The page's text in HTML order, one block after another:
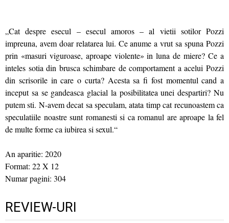
„Cat despre esecul – esecul amoros – al vietii sotilor Pozzi
impreuna, avem doar relatarea lui. Ce anume a vrut sa spuna Pozzi
prin «masuri viguroase, aproape violente» in luna de miere? Ce a
inteles sotia din brusca schimbare de comportament a acelui Pozzi
din scrisorile in care o curta? Acesta sa fi fost momentul cand a
inceput sa se gandeasca glacial la posibilitatea unei despartiri? Nu
putem sti. N-avem decat sa speculam, atata timp cat recunoastem ca
speculatiile noastre sunt romanesti si ca romanul are aproape la fel
de multe forme ca iubirea si sexul.“
An aparitie: 2020
Format: 22 X 12
Numar pagini: 304
REVIEW-URI